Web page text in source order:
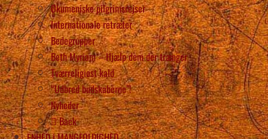
Økumeniske pilgrimsrejser
Internationale retræter
Bedegrupper
Beth Myriam – Hjælp dem der trænger
Tværreligiøst kald
“Udbred budskaberne”!
Nyheder
Back